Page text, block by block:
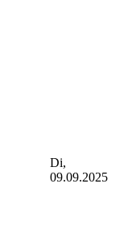
Di,
09.09.2025